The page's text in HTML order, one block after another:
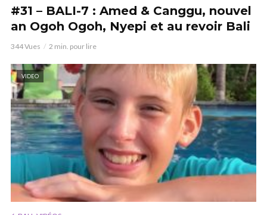
#31 – BALI-7 : Amed & Canggu, nouvel
an Ogoh Ogoh, Nyepi et au revoir Bali
344 Vues 2 min. pour lire
VIDEO